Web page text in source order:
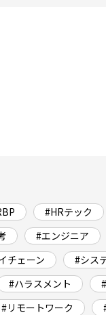
#HRテック
#エンジニア
チェーン #シス
#ハラスメント
#リモートワーク